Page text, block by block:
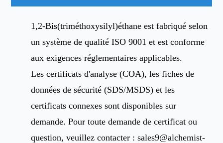
1,2-Bis(triméthoxysilyl)éthane est fabriqué selon
un système de qualité ISO 9001 et est conforme
aux exigences réglementaires applicables.
Les certificats d'analyse (COA), les fiches de
données de sécurité (SDS/MSDS) et les
certificats connexes sont disponibles sur
demande. Pour toute demande de certificat ou
question, veuillez contacter :sales9@alchemist-